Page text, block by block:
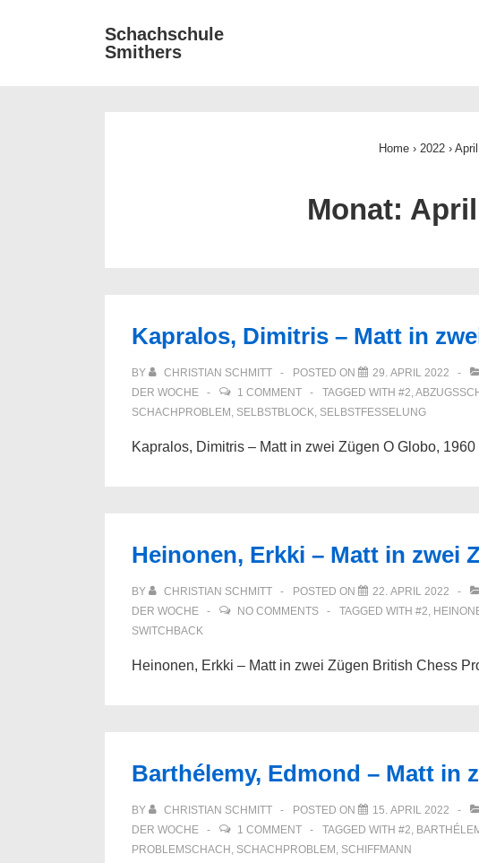
Schachschule
Smithers
Home › 2022 › April
Monat:
Kapralos, Dimitris – Matt in
BY CHRISTIAN SCHMITT POSTED ON 29. APRIL 2022
DER WOCHE
1 COMMENT TAGGED WITH #2,
SCHACHPROBLEM , SELBSTBLOCK, SELBSTFESSELUNG
Kapralos, Dimitris – Matt in zwei Zügen O Globo, 1960
Heinonen, Erkki – Matt in zwei
BY CHRISTIAN SCHMITT POSTED ON 22. APRIL 2022
DER WOCHE
NO COMMENTS TAGGED WITH #2,
SWITCHBACK
Heinonen, Erkki – Matt in zwei Zügen British Chess
Barthélemy, Edmond – Matt in
BY CHRISTIAN SCHMITT POSTED ON 15. APRIL 2022
DER WOCHE
1 COMMENT TAGGED WITH #2,
PROBLEMSCHACH , SCHACHPROBLEM , SCHIFFMANN